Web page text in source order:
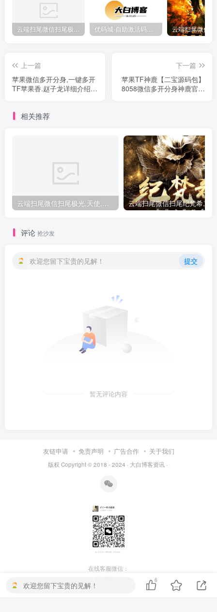
云端扫尾微信扫尾极光,天使,格力,新百伦双号正版点数点卡授权充值 优码城-自助激活码商城-自助购卡点击-激活码24小时自助发卡地址
上一篇
苹果微信多开分身,一键多开
TF苹果香.赵子龙详细介绍使
下一篇
苹果TF神鹿【二宝源码包】
8058微信多开分身神鹿官网
相关推荐
云端扫尾微信扫尾极光,天使,格力,新百伦双号正版点数点卡授权充值
评论 抢沙发
欢迎您留下宝贵的见解！ 提交
暂无评论内容
友链申请 免责声明 广告合作 关于我们
版权 Copyright © 2018 - 2024 · 大白博客资讯 ·
在线客服微信：
欢迎您留下宝贵的见解！
6